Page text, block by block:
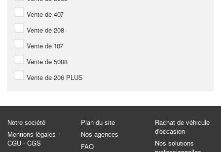
Vente de 407
Vente de 208
Vente de 107
Vente de 5008
Vente de 206 PLUS
Notre société
Mentions légales -
CGU - CGS
Plan du site
Nos agences
FAQ
Rachat de véhicule
d'occasion
Nos solutions